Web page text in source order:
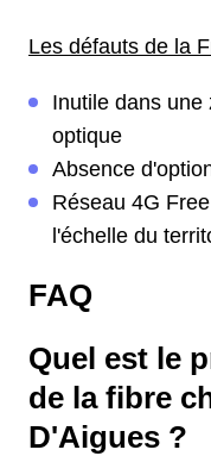
Les défauts de la
Inutile dans une
optique
Absence
Réseau 4G
l'échelle du
FAQ
Quel est le
de la fibre
D'Aigues ?